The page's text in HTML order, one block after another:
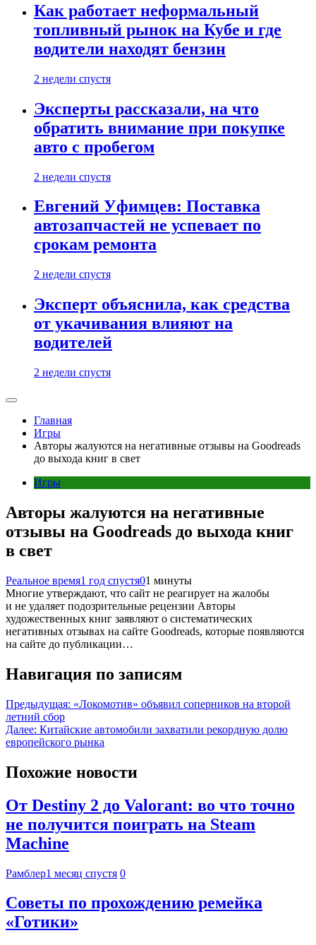
Как работает неформальный
топливный рынок на Кубе и где
водители находят бензин
2 недели спустя
Эксперты рассказали, на что
обратить внимание при покупке
авто с пробегом
2 недели спустя
Евгений Уфимцев: Поставка
автозапчастей не успевает по
срокам ремонта
2 недели спустя
Эксперт объяснила, как средства
от укачивания влияют на
водителей
2 недели спустя
Главная
Игры
Авторы жалуются на негативные отзывы на Goodreads
до выхода книг в свет
Игры
Авторы жалуются на негативные
отзывы на Goodreads до выхода книг
в свет
Реальное время1 год спустя01 минуты
Многие утверждают, что сайт не реагирует на жалобы
и не удаляет подозрительные рецензии Авторы
художественных книг заявляют о систематических
негативных отзывах на сайте Goodreads, которые появляются
на сайте до публикации…
Навигация по записям
Предыдущая: «Локомотив» объявил соперников на второй
летний сбор
Далее: Китайские автомобили захватили рекордную долю
европейского рынка
Похожие новости
От Destiny 2 до Valorant: во что точно
не получится поиграть на Steam
Machine
Рамблер1 месяц спустя 0
Советы по прохождению ремейка
«Готики»